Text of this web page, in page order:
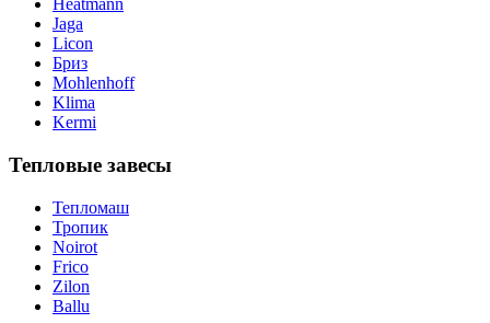
Heatmann
Jaga
Licon
Бриз
Mohlenhoff
Klima
Kermi
Тепловые завесы
Тепломаш
Тропик
Noirot
Frico
Zilon
Ballu